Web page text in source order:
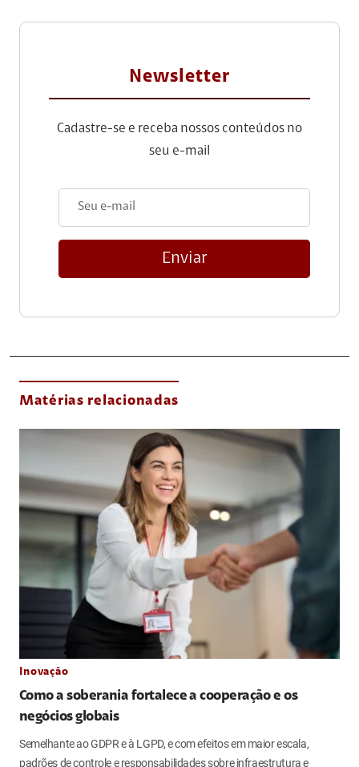
Newsletter
Cadastre-se e receba nossos conteúdos no
seu e-mail
Enviar
Matérias relacionadas
Inovação
Como a soberania fortalece a cooperação e os
negócios globais
Semelhante ao GDPR e à LGPD, e com efeitos em maior escala,
padrões de controle e responsabilidades sobre infraestrutura e